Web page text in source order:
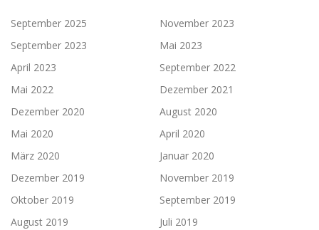
September 2025
November 2023
September 2023
Mai 2023
April 2023
September 2022
Mai 2022
Dezember 2021
Dezember 2020
August 2020
Mai 2020
April 2020
März 2020
Januar 2020
Dezember 2019
November 2019
Oktober 2019
September 2019
August 2019
Juli 2019